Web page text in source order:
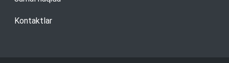
Kontaktlar